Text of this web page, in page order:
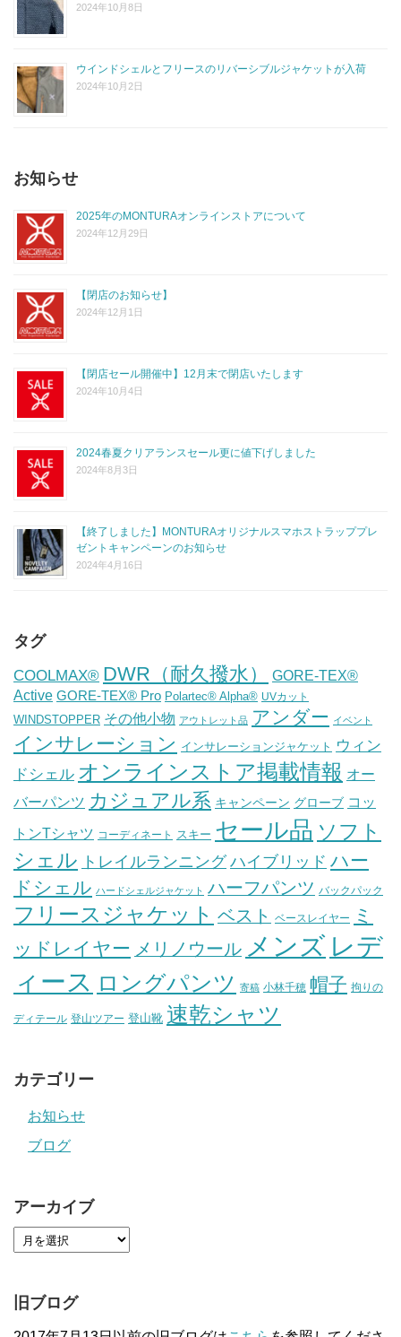
2024年10月8日
ウインドシェルとフリースのリバーシブルジャケットが入荷
2024年10月2日
お知らせ
2025年のMONTURAオンラインストアについて
2024年12月29日
【閉店のお知らせ】
2024年12月1日
【閉店セール開催中】12月末で閉店いたします
2024年10月4日
2024春夏クリアランスセール更に値下げしました
2024年8月3日
【終了しました】MONTURAオリジナルスマホストラッププレ
ゼントキャンペーンのお知らせ
2024年4月16日
タグ
COOLMAX® DWR（耐久撥水）
GORE-TEX®
Active GORE-TEX® Pro Polartec® Alpha® UVカット
WINDSTOPPER その他小物 アウトレット品 アンダー イベント
インサレーション インサレーションジャケット ウィン
ドシェル オンラインストア掲載情報 オー
バーパンツ カジュアル系 キャンペーン グローブ コッ
トンTシャツ コーディネート スキー セール品 ソフト
シェル トレイルランニング ハイブリッド ハー
ドシェル ハードシェルジャケット ハーフパンツ バックパック
フリースジャケット ベスト ベースレイヤー
ミ
ッドレイヤー メリノウール メンズ レデ
ィース ロングパンツ 寄稿 小林千穂 帽子 拘りの
ディテール 登山ツアー 登山靴 速乾シャツ
カテゴリー
お知らせ
ブログ
アーカイブ
旧ブログ